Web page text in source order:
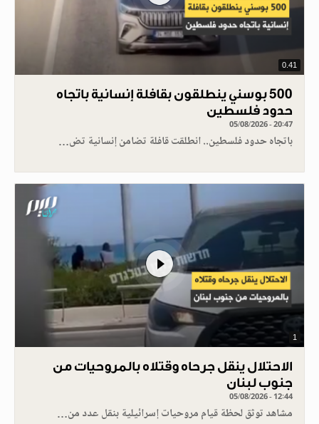
0.41
500 بوسني ينطلقون بقافلة إنسانية باتجاه
حدود فلسطين
05/08/2026 - 20:47
باتجاه حدود فلسطين.. انطلقت قافلة تضامن إنسانية تض…
1
الاحتلال ينقل جرحاه وقتلاه بالمروحيات من
جنوب لبنان
05/08/2026 - 12:44
مشاهد توثق لحظة قيام مروحيات إسرائيلية بنقل عدد من…